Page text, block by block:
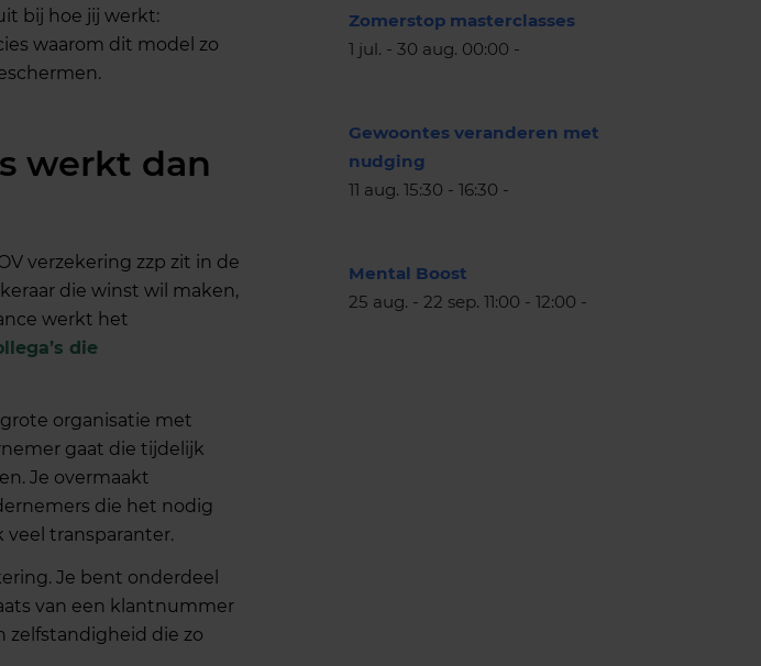
bij hoe jij werkt:
waarom dit model zo
werkt dan
verzekering zzp zit in de
die winst wil maken,
werkt het
die
organisatie met
gaat die tijdelijk
Je overmaakt
die het nodig
transparanter.
Je bent onderdeel
van een klantnummer
zelfstandigheid die zo
Zomerstop masterclasses
1 jul. - 30 aug. 00:00 -
Gewoontes veranderen met
nudging
11 aug. 15:30 - 16:30 -
Mental Boost
25 aug. - 22 sep. 11:00 - 12:00 -